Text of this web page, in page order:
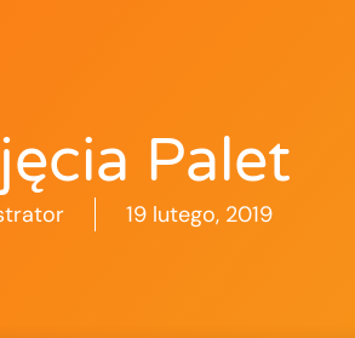
Palet
19 lutego, 2019